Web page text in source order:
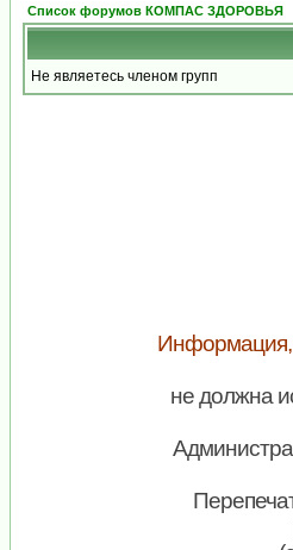
Список форумов КОМПАС ЗДОРОВЬЯ
Не являетесь членом групп
Информация,
не должна